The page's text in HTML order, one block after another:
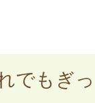
でもぎ